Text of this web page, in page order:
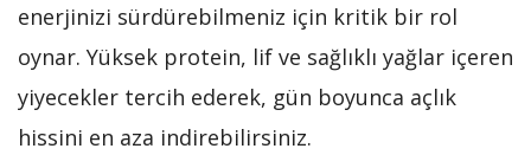
enerjinizi sürdürebilmeniz için kritik bir rol
oynar. Yüksek protein, lif ve sağlıklı yağlar içeren
yiyecekler tercih ederek, gün boyunca açlık
hissini en aza indirebilirsiniz.